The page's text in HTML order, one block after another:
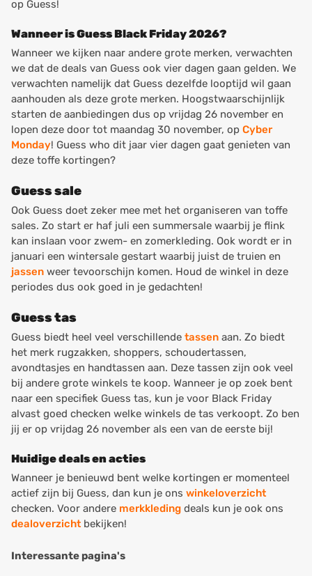
op Guess!
Wanneer is Guess Black Friday 2026?
Wanneer we kijken naar andere grote merken, verwachten
we dat de deals van Guess ook vier dagen gaan gelden. We
verwachten namelijk dat Guess dezelfde looptijd wil gaan
aanhouden als deze grote merken. Hoogstwaarschijnlijk
starten de aanbiedingen dus op vrijdag 26 november en
lopen deze door tot maandag 30 november, op Cyber
Monday! Guess who dit jaar vier dagen gaat genieten van
deze toffe kortingen?
Guess sale
Ook Guess doet zeker mee met het organiseren van toffe
sales. Zo start er haf juli een summersale waarbij je flink
kan inslaan voor zwem- en zomerkleding. Ook wordt er in
januari een wintersale gestart waarbij juist de truien en
jassen weer tevoorschijn komen. Houd de winkel in deze
periodes dus ook goed in je gedachten!
Guess tas
Guess biedt heel veel verschillende tassen aan. Zo biedt
het merk rugzakken, shoppers, schoudertassen,
avondtasjes en handtassen aan. Deze tassen zijn ook veel
bij andere grote winkels te koop. Wanneer je op zoek bent
naar een specifiek Guess tas, kun je voor Black Friday
alvast goed checken welke winkels de tas verkoopt. Zo ben
jij er op vrijdag 26 november als een van de eerste bij!
Huidige deals en acties
Wanneer je benieuwd bent welke kortingen er momenteel
actief zijn bij Guess, dan kun je ons winkeloverzicht
checken. Voor andere merkkleding deals kun je ook ons
dealoverzicht bekijken!
Interessante pagina's